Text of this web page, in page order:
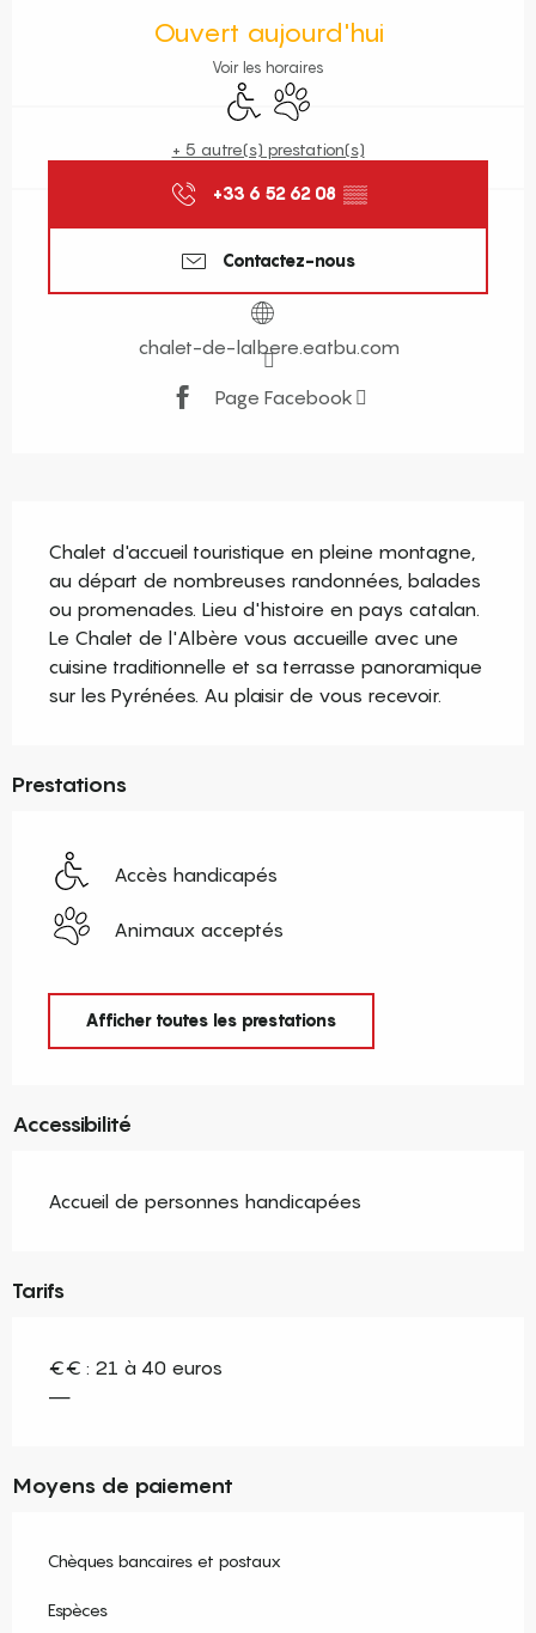
Ouvert aujourd'hui
Voir les horaires
Accès handicapés
Animaux acceptés
+ 5 autre(s) prestation(s)
+33 6 52 62 08 ▒▒
Contactez-nous
chalet-de-lalbere.eatbu.com
Page Facebook
Chalet d'accueil touristique en pleine montagne,
au départ de nombreuses randonnées, balades
ou promenades. Lieu d'histoire en pays catalan.
Le Chalet de l'Albère vous accueille avec une
cuisine traditionnelle et sa terrasse panoramique
sur les Pyrénées. Au plaisir de vous recevoir.
Prestations
Accès handicapés
Animaux acceptés
Afficher toutes les prestations
Accessibilité
Accueil de personnes handicapées
Tarifs
€€ : 21 à 40 euros
—
Moyens de paiement
Chèques bancaires et postaux
Espèces